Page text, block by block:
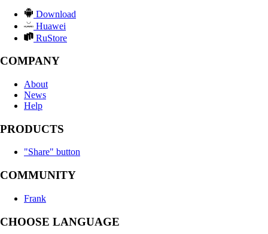
Download
Huawei
RuStore
COMPANY
About
News
Help
PRODUCTS
"Share" button
COMMUNITY
Frank
CHOOSE LANGUAGE